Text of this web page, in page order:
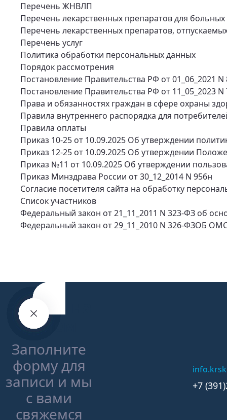
Перечень ЖНВЛП
Перечень лекарственных препаратов для
Перечень лекарственных препаратов,
Перечень услуг
Политика обработки персональных данных
Порядок рассмотрения
Постановление Правительства РФ от 01_06_2021
Постановление Правительства РФ от 11_05_2023 N
Права и обязанностях граждан в сфере охраны
Правила внутреннего распорядка для
Правила оплаты
Приказ 10-25 от 10.09.2025 Об утверждении
Приказ 12-25 от 10.09.2025 Об утверждении
Приказ №11 от 10.09.2025 Об утверждении
Приказ Минздрава России от 30_12_2014 N 956н
Согласие посетителя сайта на обработку
Список участников
Федеральный закон от 21_11_2011 N 323-ФЗ об
Федеральный закон от 29_11_2010 N 326-ФЗОБ
Запись на
прием
Заполните
форму для
записи и мы
с вами
свяжемся
Присоединяйтесь
к команде
Заполните
форму
Отзыв
о
враче
Оставить
отзыв
о
Сообщить
о
нарушении
Написать
главврачу
+7